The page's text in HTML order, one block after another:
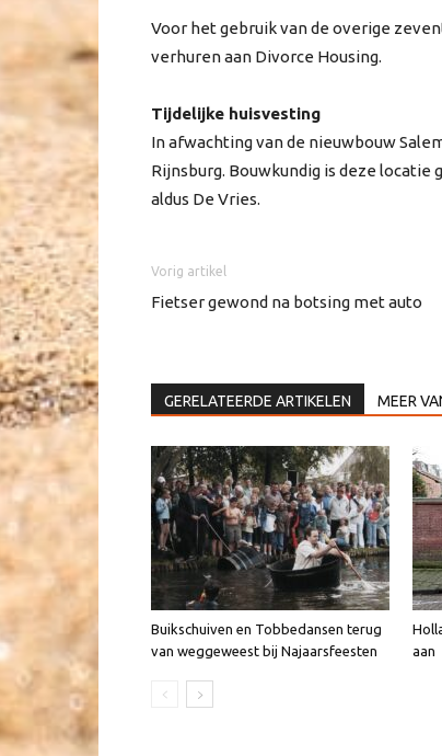
Voor het gebruik van de overige
verhuren aan Divorce Housing.
Tijdelijke huisvesting
In afwachting van de nieuwbouw
Rijnsburg. Bouwkundig is deze
aldus De Vries.
Vorig artikel
Fietser gewond na botsing met auto
GERELATEERDE ARTIKELEN MEER
Buikschuiven en Tobbedansen terug
van weggeweest bij Najaarsfeesten
aan